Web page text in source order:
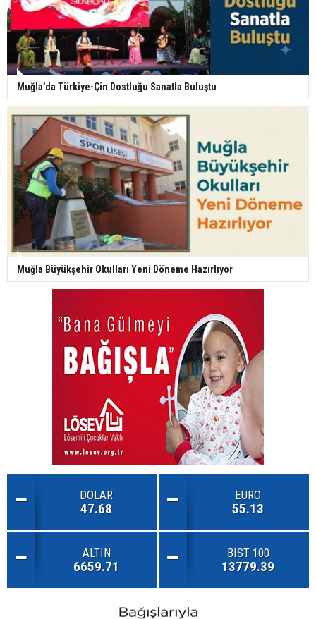
Muğla’da Türkiye-Çin Dostluğu Sanatla Buluştu
Muğla Büyükşehir Okulları Yeni Döneme Hazırlıyor
DOLAR
47.68
EURO
55.13
ALTIN
6659.71
BIST 100
13779.39